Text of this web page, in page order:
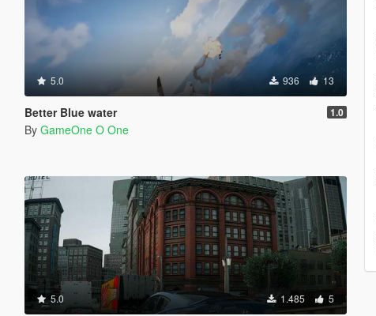
5.0 936 13
Better Blue water 1.0
By GameOne O One
5.0 1.485 5